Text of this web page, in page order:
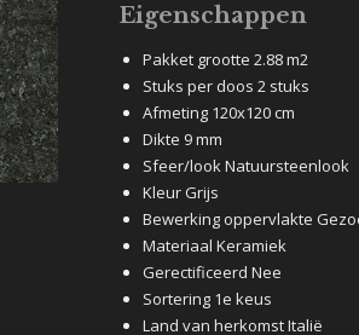
Eigenschappen
Pakket grootte 2.88 m2
Stuks per doos 2 stuks
Afmeting 120x120 cm
Dikte 9 mm
Sfeer/look Natuursteenlook
Kleur Grijs
Bewerking oppervlakte
Materiaal Keramiek
Gerectificeerd Nee
Sortering 1e keus
Land van herkomst Italië